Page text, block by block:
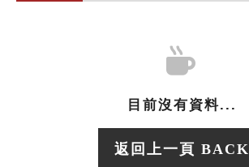
目前沒有資料...
返回上一頁 BACK